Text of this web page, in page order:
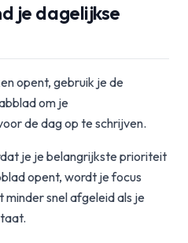
je dagelijkse
opent, gebruik je de
om je
de dag op te schrijven.
je je belangrijkste prioriteit
opent, wordt je focus
snel afgeleid als je